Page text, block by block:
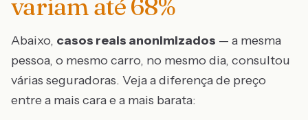
variam até68%
Abaixo, casos reais anonimizados — a mesma
pessoa, o mesmo carro, no mesmo dia, consultou
várias seguradoras. Veja a diferença de preço
entre a mais cara e a mais barata: